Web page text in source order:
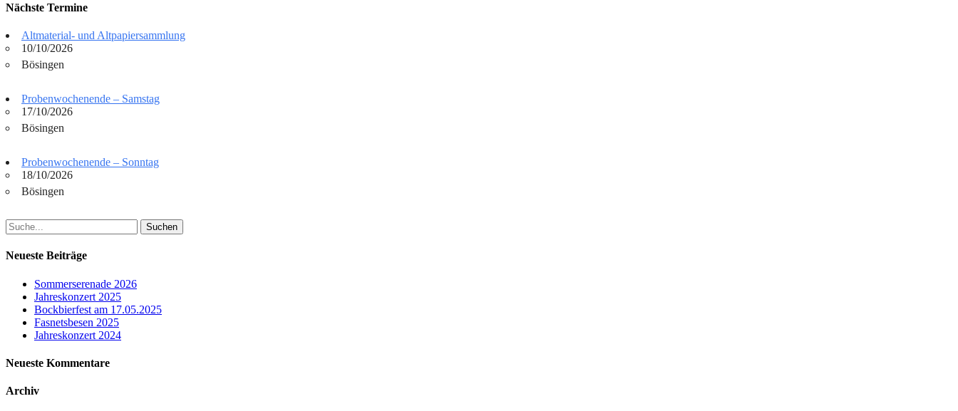
Nächste Termine
Altmaterial- und Altpapiersammlung
10/10/2026
Bösingen
Probenwochenende – Samstag
17/10/2026
Bösingen
Probenwochenende – Sonntag
18/10/2026
Bösingen
Suchen
nach:
Neueste Beiträge
Sommerserenade 2026
Jahreskonzert 2025
Bockbierfest am 17.05.2025
Fasnetsbesen 2025
Jahreskonzert 2024
Neueste Kommentare
Archiv